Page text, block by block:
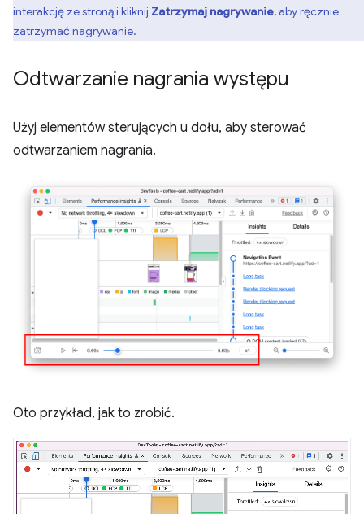
interakcję ze stroną i kliknij Zatrzymaj nagrywanie, aby ręcznie
zatrzymać nagrywanie.
Odtwarzanie nagrania występu
Użyj elementów sterujących u dołu, aby sterować
odtwarzaniem nagrania.
Oto przykład, jak to zrobić.